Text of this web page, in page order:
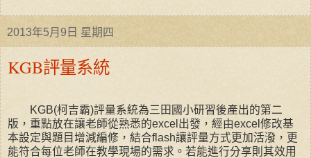
2013年5月9日 星期四
KGB評量系統
KGB(柯吉霸)評量系統為三田國小研習後產出的第二
版，重點放在讓老師從熟悉的excel出發，經由excel修改基
本設定與題目增減編修，結合flash讓評量方式更加活潑，更
能符合每位老師在教學現場的需求。若能進行分享則其效用